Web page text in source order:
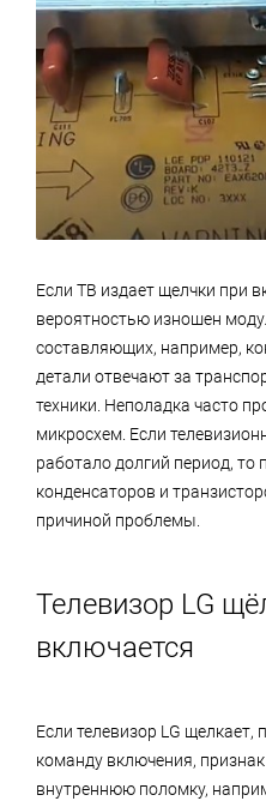
Если ТВ издает щелчки при
вероятностью изношен
составляющих, например,
детали отвечают за
техники. Неполадка часто
микросхем. Если
работало долгий период, то
конденсаторов и
причиной проблемы.
Телевизор LG
включается
Если телевизор LG щелкает,
команду включения,
внутреннюю поломку,